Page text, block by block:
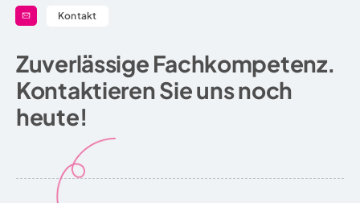
Kontakt
Zuverlässige Fachkompetenz.
Kontaktieren Sie uns noch
heute!